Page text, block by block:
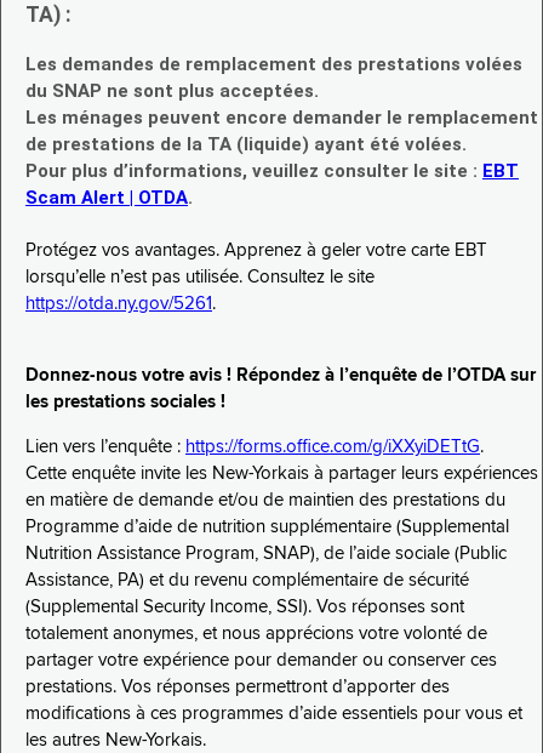
TA) :
Les demandes de remplacement des prestations volées
du SNAP ne sont plus acceptées.
Les ménages peuvent encore demander le remplacement
de prestations de la TA (liquide) ayant été volées.
Pour plus d’informations, veuillez consulter le site : EBT
Scam Alert | OTDA.
Protégez vos avantages. Apprenez à geler votre carte EBT
lorsqu’elle n’est pas utilisée. Consultez le site
https://otda.ny.gov/5261 .
Donnez-nous votre avis ! Répondez à l’enquête de l’OTDA sur
les prestations sociales !
Lien vers l’enquête : https://forms.office.com/g/iXXyiDETtG.
Cette enquête invite les New-Yorkais à partager leurs expériences
en matière de demande et/ou de maintien des prestations du
Programme d’aide de nutrition supplémentaire (Supplemental
Nutrition Assistance Program, SNAP), de l’aide sociale (Public
Assistance, PA) et du revenu complémentaire de sécurité
(Supplemental Security Income, SSI). Vos réponses sont
totalement anonymes, et nous apprécions votre volonté de
partager votre expérience pour demander ou conserver ces
prestations. Vos réponses permettront d’apporter des
modifications à ces programmes d’aide essentiels pour vous et
les autres New-Yorkais.